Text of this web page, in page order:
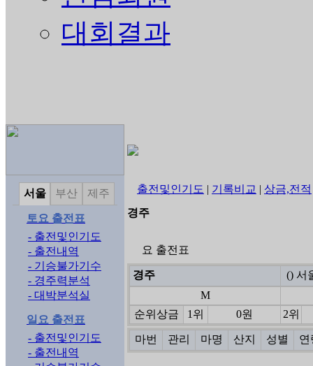
대회결과
서울 부산 제주
토요 출전표
- 출전및인기도
- 출전내역
- 기승불가기수
- 경주력분석
- 대박분석실
일요 출전표
- 출전및인기도
- 출전내역
출전및인기도 | 기록비교 | 상금,전적
경주
요 출전표
경주
() 서
M
순위상금
1위 0원 2위
마번 관리 마명 산지 성별 연